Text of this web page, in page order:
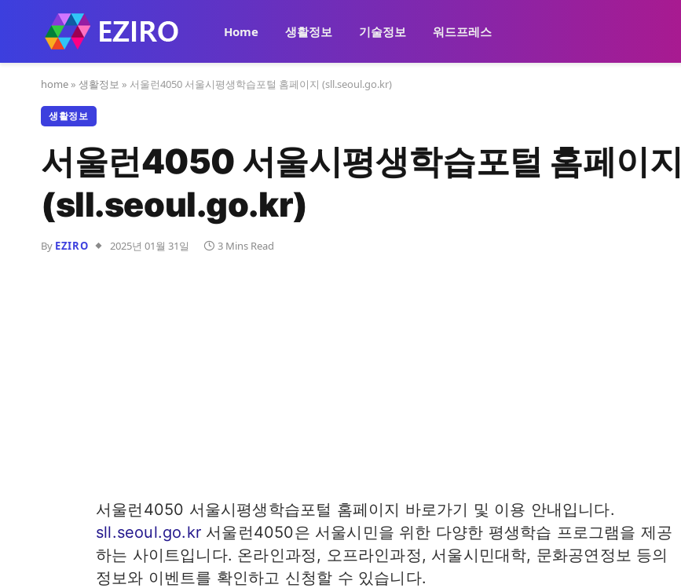
Home 생활정보 기술정보 워드프레스
home » 생활정보 » 서울런4050 서울시평생학습포털 홈페이지 (sll.seoul.go.kr)
생활정보
서울런4050 서울시평생학습포털 홈페이지
(sll.seoul.go.kr)
By EZIRO 2025년 01월 31일 3 Mins Read
서울런4050 서울시평생학습포털 홈페이지 바로가기 및 이용 안내입니다.
sll.seoul.go.kr서울런4050은 서울시민을 위한 다양한 평생학습 프로그램을 제공
하는 사이트입니다. 온라인과정, 오프라인과정, 서울시민대학, 문화공연정보 등의
정보와 이벤트를 확인하고 신청할 수 있습니다.